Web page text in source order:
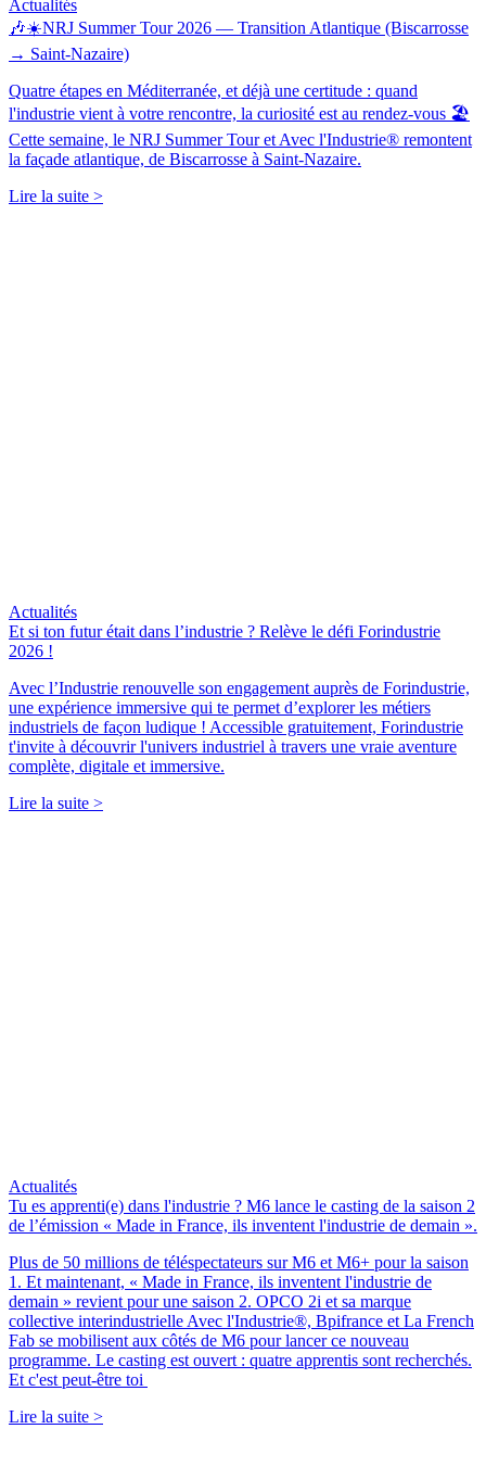
Actualités
🎶☀️NRJ Summer Tour 2026 — Transition Atlantique (Biscarrosse
→ Saint-Nazaire)
Quatre étapes en Méditerranée, et déjà une certitude : quand
l'industrie vient à votre rencontre, la curiosité est au rendez-vous 🏖️
Cette semaine, le NRJ Summer Tour et Avec l'Industrie® remontent
la façade atlantique, de Biscarrosse à Saint-Nazaire.
Lire la suite >
Actualités
Et si ton futur était dans l’industrie ? Relève le défi Forindustrie
2026 !
Avec l’Industrie renouvelle son engagement auprès de Forindustrie,
une expérience immersive qui te permet d’explorer les métiers
industriels de façon ludique ! Accessible gratuitement, Forindustrie
t'invite à découvrir l'univers industriel à travers une vraie aventure
complète, digitale et immersive.
Lire la suite >
Actualités
Tu es apprenti(e) dans l'industrie ? M6 lance le casting de la saison 2
de l’émission « Made in France, ils inventent l'industrie de demain ».
Plus de 50 millions de téléspectateurs sur M6 et M6+ pour la saison
1. Et maintenant, « Made in France, ils inventent l'industrie de
demain » revient pour une saison 2. OPCO 2i et sa marque
collective interindustrielle Avec l'Industrie®, Bpifrance et La French
Fab se mobilisent aux côtés de M6 pour lancer ce nouveau
programme. Le casting est ouvert : quatre apprentis sont recherchés.
Et c'est peut-être toi
Lire la suite >